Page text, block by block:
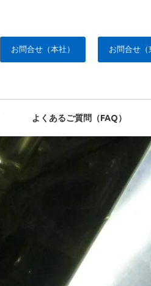
お問合せ（本社） お問合せ（
よくあるご質問（FAQ）